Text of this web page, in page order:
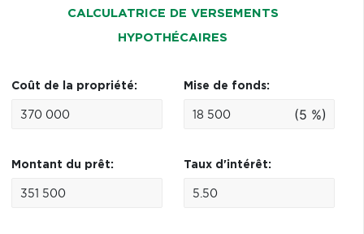
CALCULATRICE DE VERSEMENTS
HYPOTHÉCAIRES
Coût de la propriété: Mise de fonds:
(5 %)
Montant du prêt: Taux d'intérêt: